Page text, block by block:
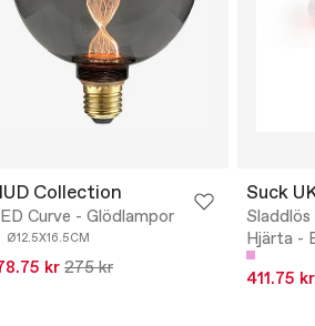
Collection
Curve - Glödlampor
Ø12.5X16.5CM
kr 275 kr
Suck
Hjärta -
411.75 kr